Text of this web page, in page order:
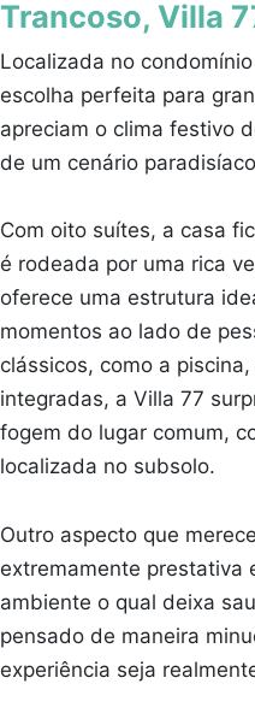
Trancoso, Villa
Localizada no
escolha perfeita para
apreciam o clima festivo
de um cenário
Com oito suítes, a casa
é rodeada por uma rica
oferece uma estrutura
momentos ao lado de
clássicos, como a
integradas, a Villa 77
fogem do lugar comum,
localizada no subsolo.
Outro aspecto que
extremamente prestativa
ambiente o qual deixa
pensado de maneira
experiência seja